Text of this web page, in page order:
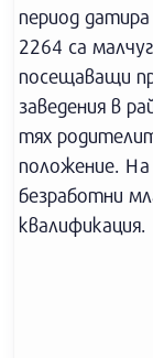
период
2264 са
посещаващи
заведения в
тях
положение.
безработни
квалификация.